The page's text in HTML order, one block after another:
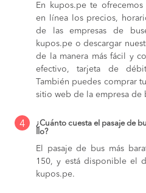
En kupos.pe te
en línea los precios,
de las empresas de
kupos.pe o descargar
de la manera más fácil y
efectivo, tarjeta de
También puedes comprar
sitio web de la empresa de
4
¿Cuánto cuesta el pasaje de
Ilo?
El pasaje de bus más
150, y está disponible el
kupos.pe.